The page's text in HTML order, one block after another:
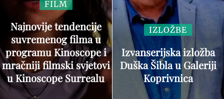
FILM
Najnovije tendencije
suvremenog filma u
programu Kinoscope i
mračniji filmski svjetovi
u Kinoscope Surrealu
IZLOŽBE
Izvanserijska izložba
Duška Šibla u Galeriji
Koprivnica